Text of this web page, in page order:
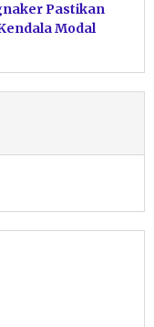
Pastikan
Modal